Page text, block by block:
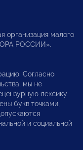
организация малого
РОССИИ».
Согласно
мы не
лексику
букв точками,
и социальной